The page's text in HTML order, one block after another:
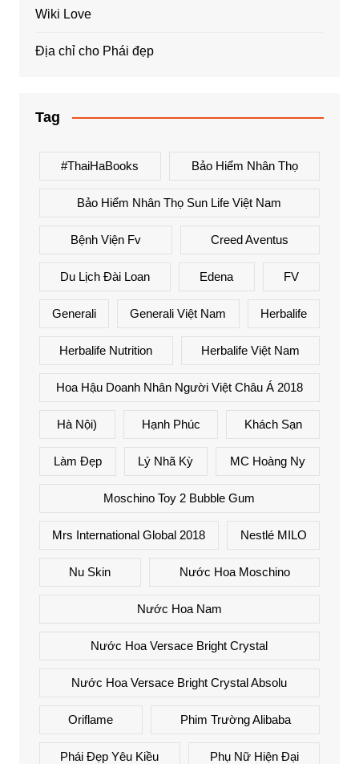
Wiki Love
Địa chỉ cho Phái đẹp
Tag
#ThaiHaBooks Bảo Hiểm Nhân Thọ
Bảo Hiểm Nhân Thọ Sun Life Việt Nam
Bệnh Viện Fv Creed Aventus
Du Lịch Đài Loan Edena FV
Generali Generali Việt Nam Herbalife
Herbalife Nutrition Herbalife Việt Nam
Hoa Hậu Doanh Nhân Người Việt Châu Á 2018
Hà Nội) Hạnh Phúc Khách Sạn
Làm Đẹp Lý Nhã Kỳ MC Hoàng Ny
Moschino Toy 2 Bubble Gum
Mrs International Global 2018 Nestlé MILO
Nu Skin Nước Hoa Moschino
Nước Hoa Nam
Nước Hoa Versace Bright Crystal
Nước Hoa Versace Bright Crystal Absolu
Oriflame Phim Trường Alibaba
Phái Đẹp Yêu Kiều Phụ Nữ Hiện Đại